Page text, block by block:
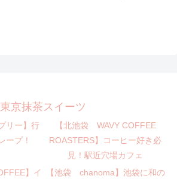
東京抹茶スイーツ
リー】行
ープ！
【北池袋 WAVY COFFEE
ROASTERS】コーヒー好き必
見！駅近穴場カフェ
】イ
【池袋 chanoma】池袋に和の